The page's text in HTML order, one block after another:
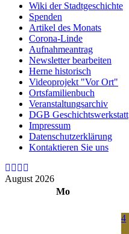
Wiki der Stadtgeschichte
Spenden
Artikel des Monats
Corona-Linde
Aufnahmeantrag
Newsletter bearbeiten
Herne historisch
Videoprojekt "Vor Ort"
Ortsfamilienbuch
Veranstaltungsarchiv
DGB Geschichtswerkstatt
Impressum
Datenschutzerklärung
Kontaktieren Sie uns
August 2026
Mo
4